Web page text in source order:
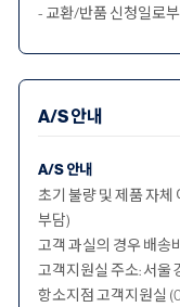
- 교환/반품 신청일로
A/S 안내
A/S 안내
초기 불량 및 제품 자체
부담)
고객 과실의 경우 배송
고객지원실 주소: 서울
항소지점 고객지원실